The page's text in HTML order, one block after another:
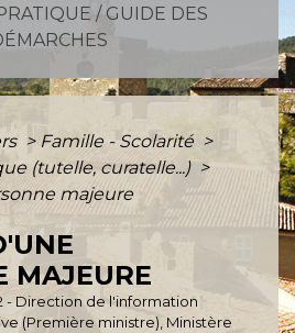
/ GUIDE DES
> Famille - Scolarité >
(tutelle, curatelle...) >
majeure
MAJEURE
- Direction de l'information
(Première ministre), Ministère